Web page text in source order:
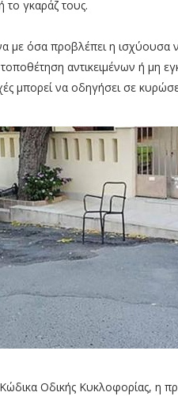
το γκαράζ τους.
όσα προβλέπει η ισχύουσα
αντικειμένων ή μη
μπορεί να οδηγήσει σε
Οδικής Κυκλοφορίας, η